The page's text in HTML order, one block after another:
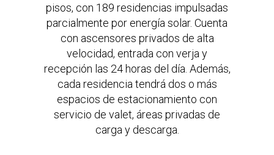
pisos, con 189 residencias impulsadas
parcialmente por energía solar. Cuenta
con ascensores privados de alta
velocidad, entrada con verja y
recepción las 24 horas del día. Además,
cada residencia tendrá dos o más
espacios de estacionamiento con
servicio de valet, áreas privadas de
carga y descarga.